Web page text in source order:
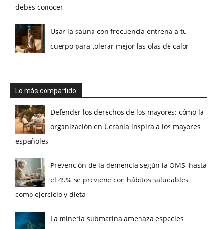
debes conocer
Usar la sauna con frecuencia entrena a tu
cuerpo para tolerar mejor las olas de calor
Lo más compartido
Defender los derechos de los mayores: cómo la
organización en Ucrania inspira a los mayores
españoles
Prevención de la demencia según la OMS: hasta
el 45% se previene con hábitos saludables
como ejercicio y dieta
La minería submarina amenaza especies